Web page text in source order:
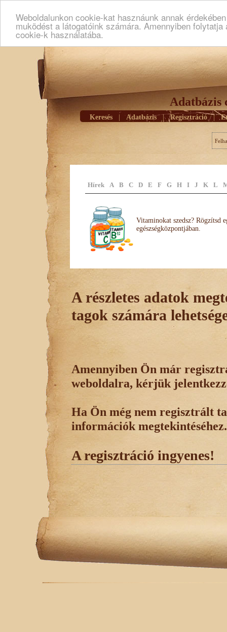
Weboldalunkon cookie-kat hasznáunk annak
muködést a látogatóink számára. Amennyiben
cookie-k használatába.
Adatbázis
Keresés Adatbázis | Regisztráció |
Hírek A B C D E F G H I J K L
Vitaminokat szedsz? Rögzítsd
egészségközpontjában.
A részletes adatok
tagok számára
Amennyiben Ön már
weboldalra, kérjük
Ha Ön még nem regisztrált
információk megtekintéséhez.
A regisztráció ingyenes!